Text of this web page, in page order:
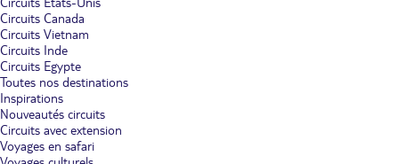
Circuits Canada
Circuits Vietnam
Circuits Inde
Circuits Egypte
Toutes nos destinations
Inspirations
Nouveautés circuits
Circuits avec extension
Voyages en safari